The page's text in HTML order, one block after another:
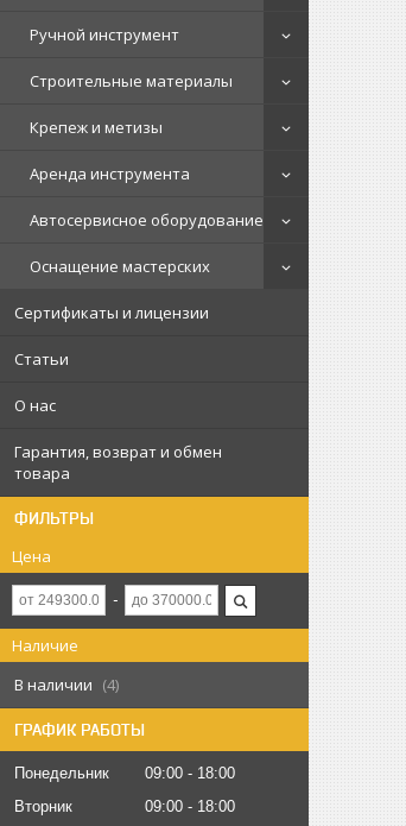
Ручной инструмент
Строительные материалы
Крепеж и метизы
Аренда инструмента
Автосервисное оборудование
Оснащение мастерских
Сертификаты и лицензии
Статьи
О нас
Гарантия, возврат и обмен
товара
ФИЛЬТРЫ
Цена
Наличие
В наличии
4
ГРАФИК РАБОТЫ
Понедельник 09:00
18:00
Вторник
09:00
18:00